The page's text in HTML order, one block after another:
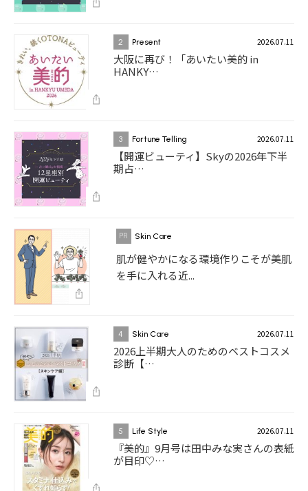
2 Present 2026.07.11
大阪に再び！「あいたい美的 in
HANKY…
3 Fortune Telling 2026.07.11
【開運ビューティ】Skyの2026年下半
期占…
Skin Care
肌が健やかになる環境作りこそが美肌
を手に入れる近...
4 Skin Care 2026.07.11
2026上半期大人のためのベストコスメ
診断【…
5 Life Style 2026.07.11
『美的』9月号は田中みな実さんの表紙
が目印♡…